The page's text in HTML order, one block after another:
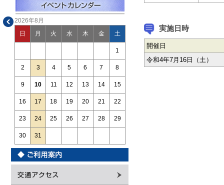
2026年8月
日 月 火 水 木 金 土
1
2 3 4 5 6 7 8
9 10 11 12 13 14 15
16 17 18 19 20 21 22
23 24 25 26 27 28 29
30 31
実施日時
開催日
令和4年7月16日（土）